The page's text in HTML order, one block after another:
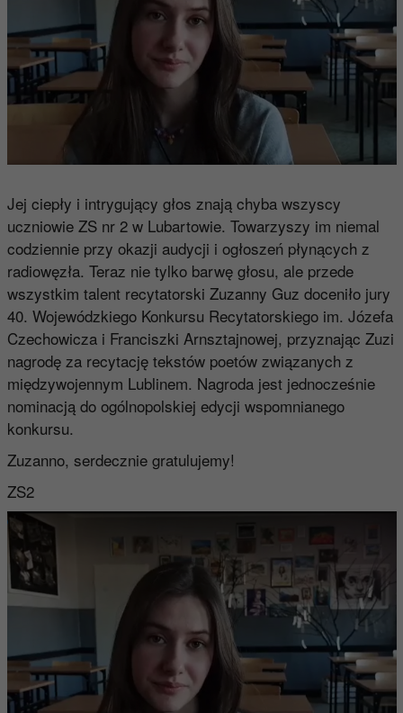
Jej ciepły i intrygujący głos znają chyba wszyscy
uczniowie ZS nr 2 w Lubartowie. Towarzyszy im niemal
codziennie przy okazji audycji i ogłoszeń płynących z
radiowęzła. Teraz nie tylko barwę głosu, ale przede
wszystkim talent recytatorski Zuzanny Guz doceniło jury
40. Wojewódzkiego Konkursu Recytatorskiego im. Józefa
Czechowicza i Franciszki Arnsztajnowej, przyznając Zuzi
nagrodę za recytację tekstów poetów związanych z
międzywojennym Lublinem. Nagroda jest jednocześnie
nominacją do ogólnopolskiej edycji wspomnianego
konkursu.
Zuzanno, serdecznie gratulujemy!
ZS2